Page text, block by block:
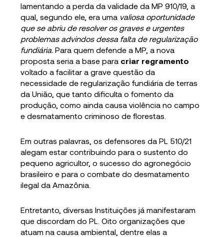
lamentando a perda da validade da MP 910/19, a
qual, segundo ele, era uma valiosa oportunidade
que se abriu de resolver os graves e urgentes
problemas advindos dessa falta de regularização
fundiária.Para quem defende a MP, a nova
proposta seria a base para criar regramento
voltado a facilitar a grave questão da
necessidade de regularização fundiária de terras
da União, que tanto dificulta o fomento da
produção, como ainda causa violência no campo
e desmatamento criminoso de florestas.
Em outras palavras, os defensores da PL 510/21
alegam estar contribuindo para o sustento do
pequeno agricultor, o sucesso do agronegócio
brasileiro e para o combate do desmatamento
ilegal da Amazônia.
Entretanto, diversas Instituições já manifestaram
que discordam do PL. Oito organizações que
atuam na causa ambiental, dentre elas a